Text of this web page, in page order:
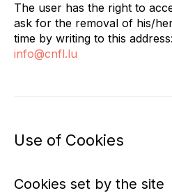
The user has the right to
ask for the removal of his/
time by writing to this
info@cnfl.lu
Use of Cookies
Cookies set by the site